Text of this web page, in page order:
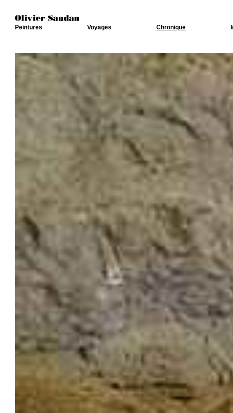
Peintures Voyages Chronique